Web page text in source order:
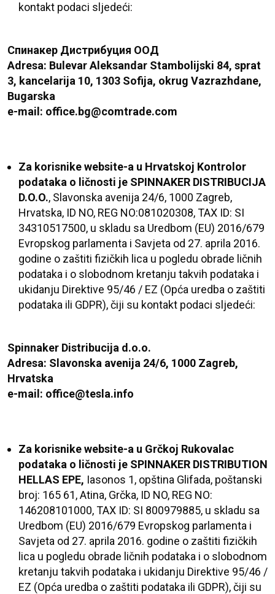
kontakt podaci sljedeći:
Спинакер Дистрибуция ООД
Adresa: Bulevar Aleksandar Stambolijski 84, sprat
3, kancelarija 10, 1303 Sofija, okrug Vazrazhdane,
Bugarska
e-mail: office.bg@comtrade.com
Za korisnike website-a u Hrvatskoj Kontrolor
podataka o ličnosti je SPINNAKER DISTRIBUCIJA
D.O.O., Slavonska avenija 24/6, 1000 Zagreb,
Hrvatska, ID NO, REG NO:081020308, TAX ID: SI
34310517500, u skladu sa Uredbom (EU) 2016/679
Evropskog parlamenta i Savjeta od 27. aprila 2016.
godine o zaštiti fizičkih lica u pogledu obrade ličnih
podataka i o slobodnom kretanju takvih podataka i
ukidanju Direktive 95/46 / EZ (Opća uredba o zaštiti
podataka ili GDPR),čiji su kontakt podaci sljedeći:
Spinnaker Distribucija d.o.o.
Adresa: Slavonska avenija 24/6, 1000 Zagreb,
Hrvatska
e-mail: office@tesla.info
Za korisnike website-a u Grčkoj Rukovalac
podataka o ličnosti je SPINNAKER DISTRIBUTION
HELLAS EPE, Iasonos 1, opština Glifada, poštanski
broj: 165 61, Atina, Grčka, ID NO, REG NO:
146208101000, TAX ID: SI 800979885, u skladu sa
Uredbom (EU) 2016/679 Evropskog parlamenta i
Savjeta od 27. aprila 2016. godine o zaštiti fizičkih
lica u pogledu obrade ličnih podataka i o slobodnom
kretanju takvih podataka i ukidanju Direktive 95/46 /
EZ (Opća uredba o zaštiti podataka ili GDPR),čiji su